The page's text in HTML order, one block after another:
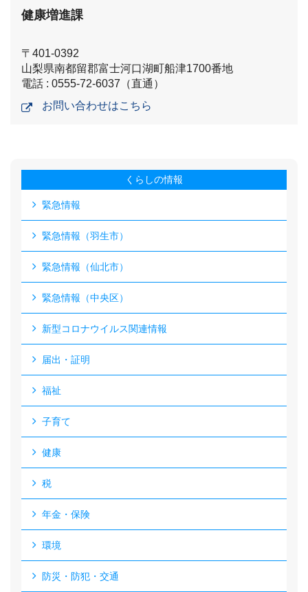
健康増進課
〒401-0392
山梨県南都留郡富士河口湖町船津1700番地
電話 : 0555-72-6037（直通）
お問い合わせはこちら
くらしの情報
緊急情報
緊急情報（羽生市）
緊急情報（仙北市）
緊急情報（中央区）
新型コロナウイルス関連情報
届出・証明
福祉
子育て
健康
税
年金・保険
環境
防災・防犯・交通